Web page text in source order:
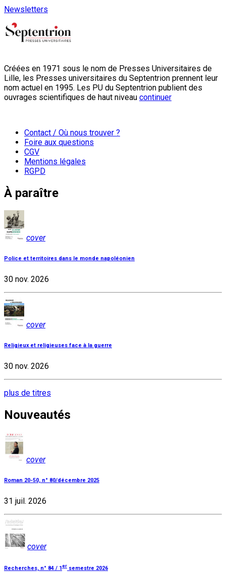
Newsletters
Créées en 1971 sous le nom de Presses Universitaires de
Lille, les Presses universitaires du Septentrion prennent leur
nom actuel en 1995. Les PU du Septentrion publient des
ouvrages scientifiques de haut niveau continuer
Contact / Où nous trouver ?
Foire aux questions
CGV
Mentions légales
RGPD
À paraître
cover
Police et territoires dans le monde napoléonien
30 nov. 2026
cover
Religieux et religieuses face à la guerre
30 nov. 2026
plus de titres
Nouveautés
cover
Roman 20-50, n° 80/décembre 2025
31 juil. 2026
cover
Recherches, n° 84 / 1 er semestre 2026